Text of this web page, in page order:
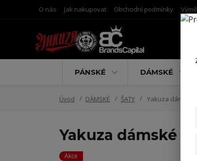
O nás Jak nakupovat Obchodní podmínky
PÁNSKÉ DÁMSKÉ
Úvod DÁMSKÉ ŠATY Yakuza dámské
Yakuza dámské
Akce